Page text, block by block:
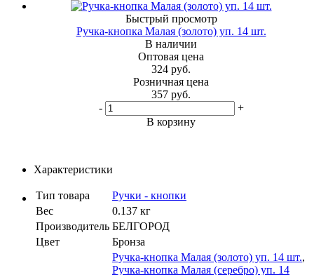
Быстрый просмотр
Ручка-кнопка Малая (золото) уп. 14 шт.
В наличии
Оптовая цена
324 руб.
Розничная цена
357 руб.
-
+
В корзину
Характеристики
Тип товара
Ручки - кнопки
Вес
0.137 кг
Производитель БЕЛГОРОД
Цвет
Бронза
Ручка-кнопка Малая (золото) уп. 14 шт.,
Ручка-кнопка Малая (серебро) уп. 14